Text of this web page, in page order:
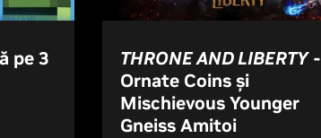
pe 3
THRONE AND LIBERTY-
Ornate Coins și
Mischievous Younger
Gneiss Amitoi